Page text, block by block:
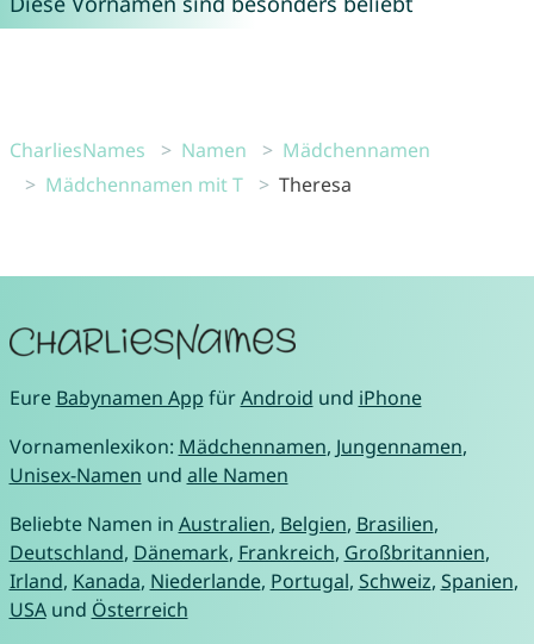
CharliesNames Namen
Mädchennamen
Mädchennamen mit T
Theresa
Eure Babynamen App fürAndroid und iPhone
Vornamenlexikon: Mädchennamen, Jungennamen,
Unisex-Namen und alle Namen
Beliebte Namen in Australien, Belgien, Brasilien,
Deutschland, Dänemark, Frankreich, Großbritannien,
Irland, Kanada, Niederlande, Portugal, Schweiz, Spanien,
USAund Österreich